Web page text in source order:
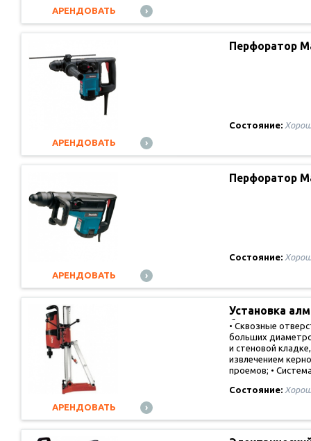
АРЕНДОВАТЬ
Перфоратор
Состояние:
АРЕНДОВАТЬ
Перфоратор
Состояние:
АРЕНДОВАТЬ
Установка
бурения…
• Сквозные
больших
и стеновой
извлечением
проемов; •
Состояние:
АРЕНДОВАТЬ